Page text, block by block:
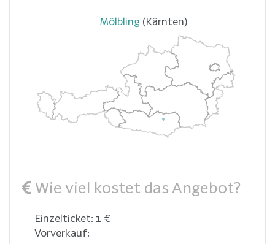
Mölbling (Kärnten)
Wie viel kostet das Angebot?
Einzelticket: 1 €
Vorverkauf: